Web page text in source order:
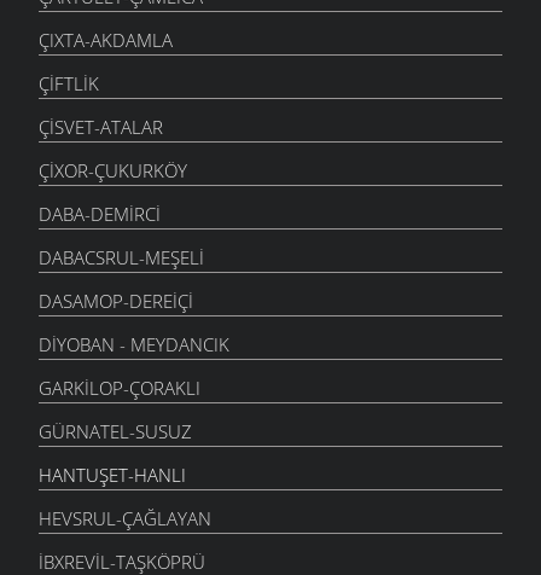
ÇIXTA-AKDAMLA
ÇIFTLIK
ÇISVET-ATALAR
ÇIXOR-ÇUKURKÖY
DABA-DEMIRCI
DABACSRUL-MEŞELI
DASAMOP-DEREIÇI
DIYOBAN - MEYDANCIK
GARKILOP-ÇORAKLI
GÜRNATEL-SUSUZ
HANTUŞET-HANLI
HEVSRUL-ÇAĞLAYAN
İBXREVIL-TAŞKÖPRÜ